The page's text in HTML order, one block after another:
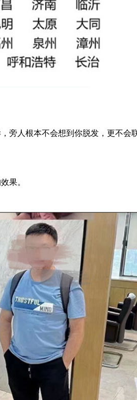
旁人根本不会想到你脱发，更不会
果。